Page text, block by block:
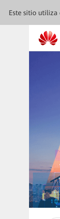
Este sitio utiliza